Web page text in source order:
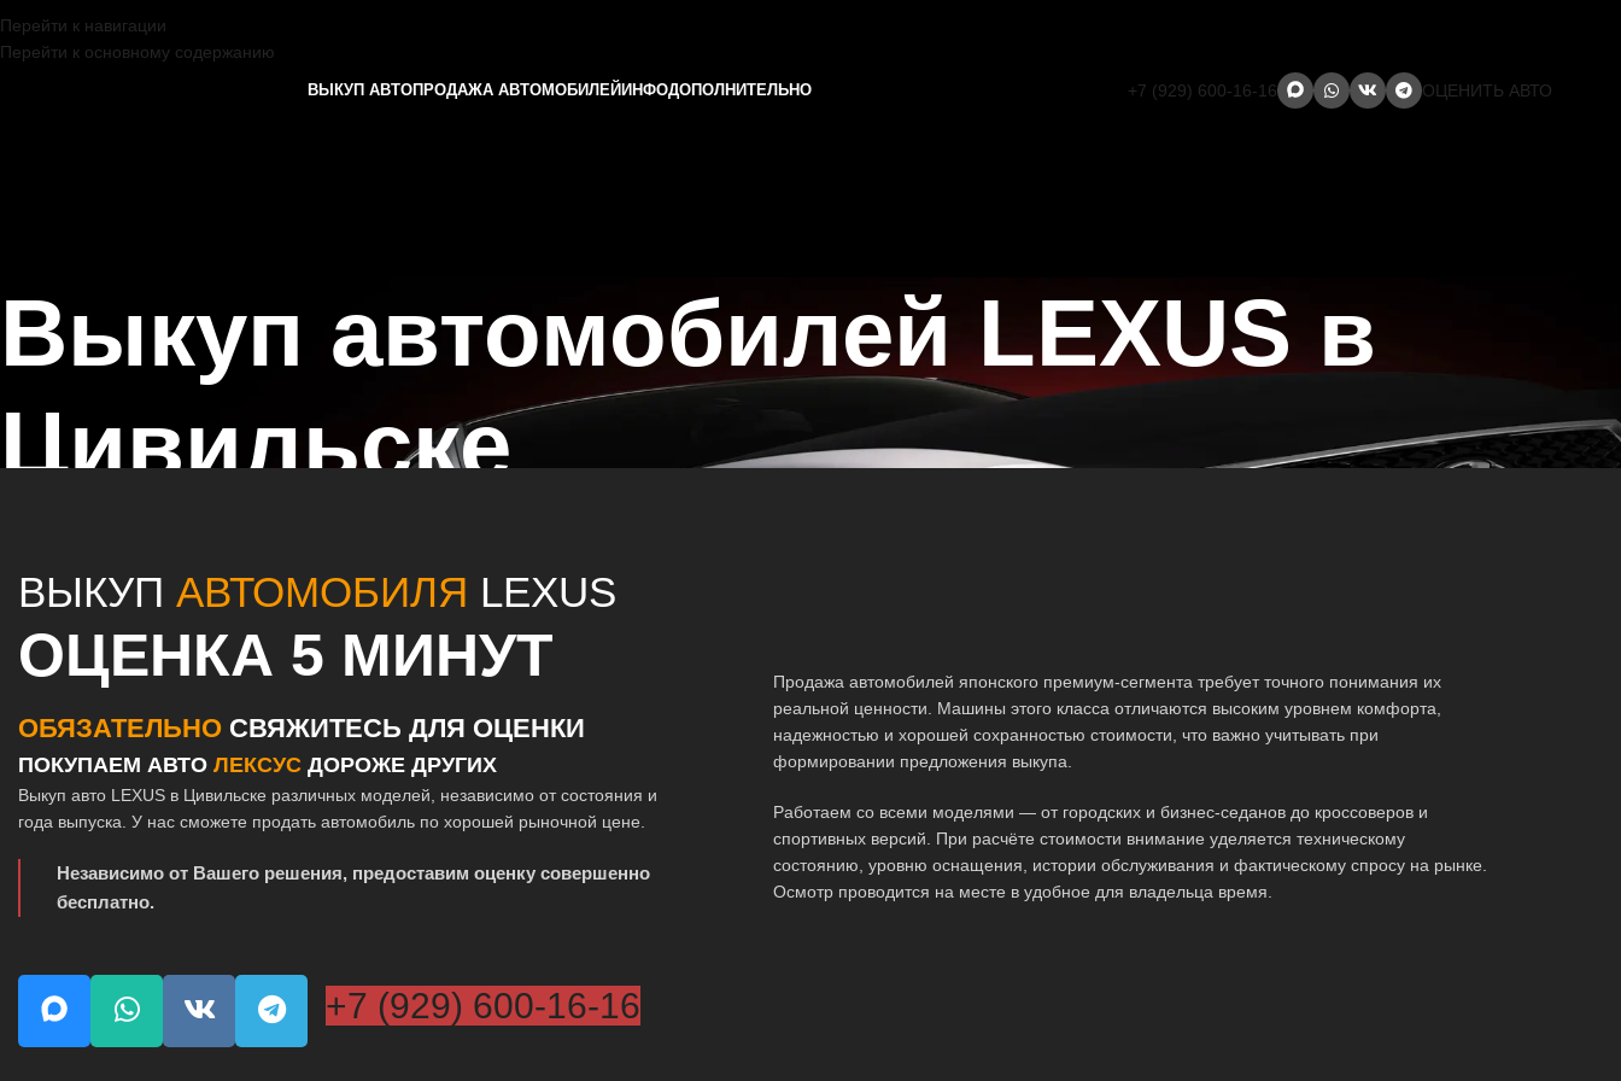
Перейти к навигации
Перейти к основному содержанию
ВЫКУП АВТОПРОДАЖА АВТОМОБИЛЕЙ ИНФОДОПОЛНИТЕЛЬНО +7 (929) 600-16-16 ОЦЕНИТЬ АВТО
Выкуп автомобилей LEXUS в
Цивильске
ВЫКУП АВТОМОБИЛЯ LEXUS
ОЦЕНКА 5 МИНУТ
ОБЯЗАТЕЛЬНО СВЯЖИТЕСЬ ДЛЯ ОЦЕНКИ
ПОКУПАЕМ АВТО ЛЕКСУС ДОРОЖЕ ДРУГИХ
Выкуп авто LEXUS в Цивильске различных моделей, независимо от состояния и
года выпуска. У нас сможете продать автомобиль по хорошей рыночной цене.
Независимо от Вашего решения, предоставим оценку совершенно
бесплатно.
+7 (929) 600-16-16
Продажа автомобилей японского премиум-сегмента требует точного понимания их
реальной ценности. Машины этого класса отличаются высоким уровнем комфорта,
надежностью и хорошей сохранностью стоимости, что важно учитывать при
формировании предложения выкупа.
Работаем со всеми моделями — от городских и бизнес-седанов до кроссоверов и
спортивных версий. При расчёте стоимости внимание уделяется техническому
состоянию, уровню оснащения, истории обслуживания и фактическому спросу на рынке.
Осмотр проводится на месте в удобное для владельца время.